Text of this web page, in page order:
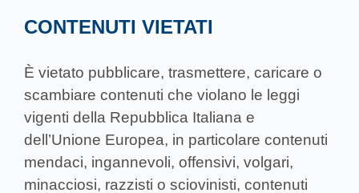
CONTENUTI VIETATI
È vietato pubblicare, trasmettere, caricare o
scambiare contenuti che violano le leggi
vigenti della Repubblica Italiana e
dell’Unione Europea, in particolare contenuti
mendaci, ingannevoli, offensivi, volgari,
minacciosi, razzisti o sciovinisti, contenuti